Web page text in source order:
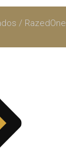
/ RazedOne